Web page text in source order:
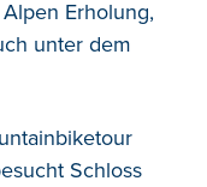
Erholung,
unter dem
Schloss